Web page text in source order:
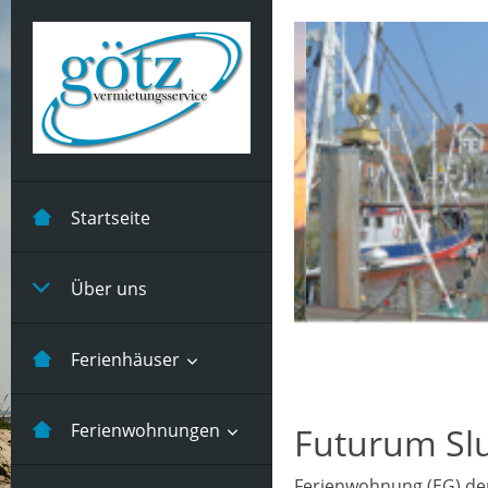
Startseite
Über uns
Ferienhäuser
Kastanienhuus -5
Pers
Ferienwohnungen Futurum